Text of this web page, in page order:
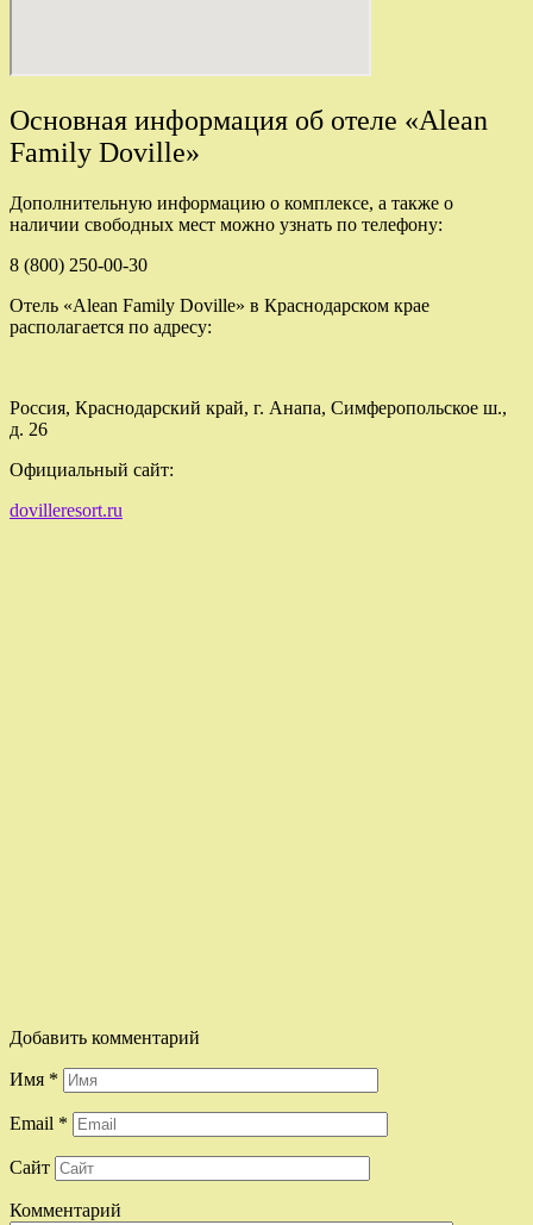
Основная информация об отеле «Alean
Family Doville»
Дополнительную информацию о комплексе, а также о
наличии свободных мест можно узнать по телефону:
8 (800) 250-00-30
Отель «Alean Family Doville» в Краснодарском крае
располагается по адресу:
Россия, Краснодарский край, г. Анапа, Симферопольское ш.,
д. 26
Официальный сайт:
dovilleresort.ru
Добавить комментарий
Имя *
Email *
Сайт
Комментарий